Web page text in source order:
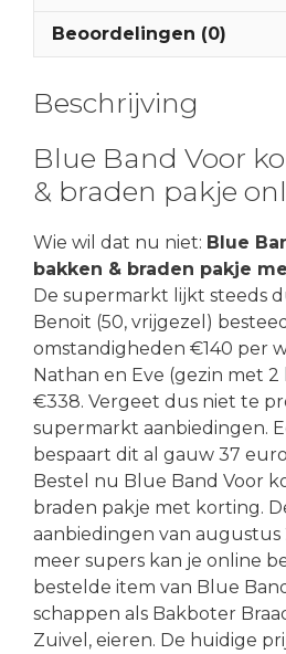
Beoordelingen (0)
Beschrijving
Blue Band Voor
& braden pakje
Wie wil dat nu niet: Blue
bakken & braden pakje
De supermarkt lijkt steeds
Benoit (50, vrijgezel)
omstandigheden €140 per
Nathan en Eve (gezin met
€338. Vergeet dus niet te
supermarkt aanbiedingen.
bespaart dit al gauw 37
Bestel nu Blue Band Voor
braden pakje met korting.
aanbiedingen van augustus
meer supers kan je online
bestelde item van Blue
schappen als Bakboter
Zuivel, eieren. De huidige